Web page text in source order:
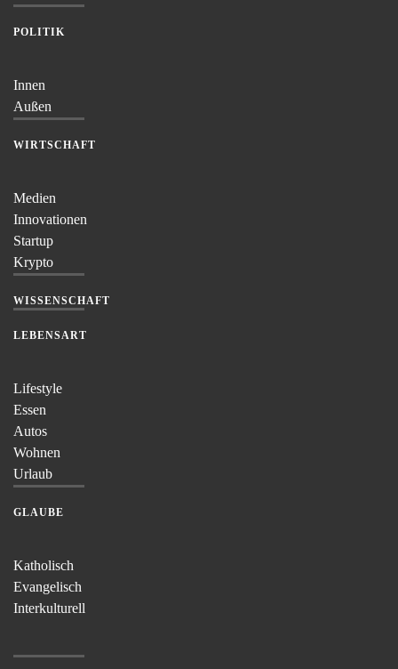
POLITIK
Innen
Außen
WIRTSCHAFT
Medien
Innovationen
Startup
Krypto
WISSENSCHAFT
LEBENSART
Lifestyle
Essen
Autos
Wohnen
Urlaub
GLAUBE
Katholisch
Evangelisch
Interkulturell